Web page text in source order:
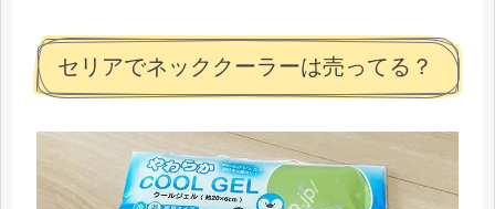
セリアでネッククーラーは売ってる？